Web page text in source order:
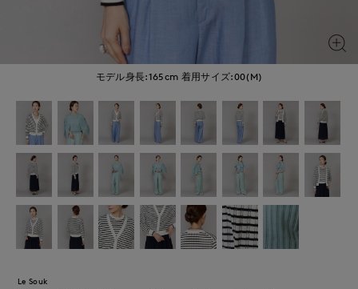
モデル身長:165cm 着用サイズ:00(M)
Le Souk